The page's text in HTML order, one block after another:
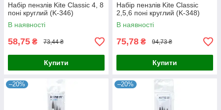
Набір пензлів Kite Classic 4, 8
поні круглий (K-346)
В наявності
58,75 ₴ 73,44 ₴
Купити
Набір пензлів Kite Classic
2,5,6 поні круглий (K-348)
В наявності
75,78 ₴ 94,73 ₴
Купити
–20% –20%